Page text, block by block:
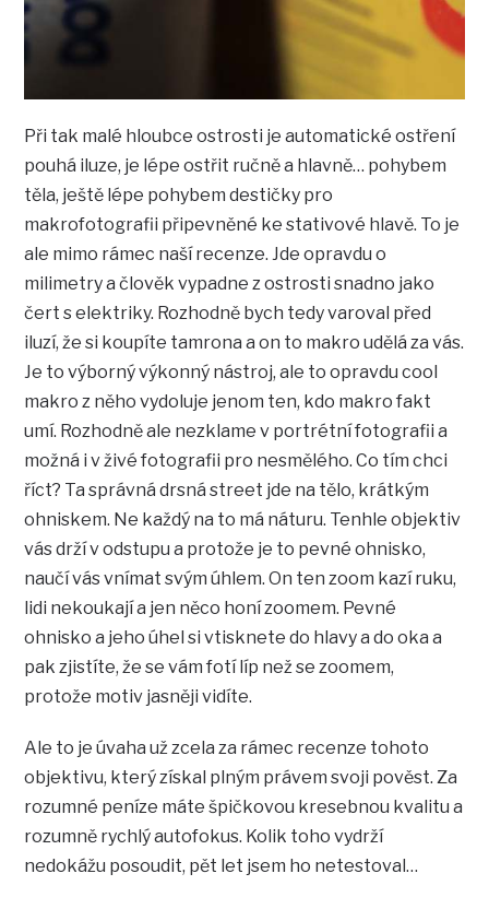
Při tak malé hloubce ostrosti je automatické ostření
pouhá iluze, je lépe ostřit ručně a hlavně… pohybem
těla, ještě lépe pohybem destičky pro
makrofotografii připevněné ke stativové hlavě. To je
ale mimo rámec naší recenze. Jde opravdu o
milimetry a člověk vypadne z ostrosti snadno jako
čert s elektriky. Rozhodně bych tedy varoval před
iluzí, že si koupíte tamrona a on to makro udělá za vás.
Je to výborný výkonný nástroj, ale to opravdu cool
makro z něho vydoluje jenom ten, kdo makro fakt
umí. Rozhodně ale nezklame v portrétní fotografii a
možná i v živé fotografii pro nesmělého. Co tím chci
říct? Ta správná drsná street jde na tělo, krátkým
ohniskem. Ne každý na to má náturu. Tenhle objektiv
vás drží v odstupu a protože je to pevné ohnisko,
naučí vás vnímat svým úhlem. On ten zoom kazí ruku,
lidi nekoukají a jen něco honí zoomem. Pevné
ohnisko a jeho úhel si vtisknete do hlavy a do oka a
pak zjistíte, že se vám fotí líp než se zoomem,
protože motiv jasněji vidíte.
Ale to je úvaha už zcela za rámec recenze tohoto
objektivu, který získal plným právem svoji pověst. Za
rozumné peníze máte špičkovou kresebnou kvalitu a
rozumně rychlý autofokus. Kolik toho vydrží
nedokážu posoudit, pět let jsem ho netestoval…